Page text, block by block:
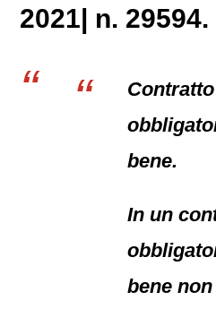
2021| n. 29594.
bene.
In un
bene